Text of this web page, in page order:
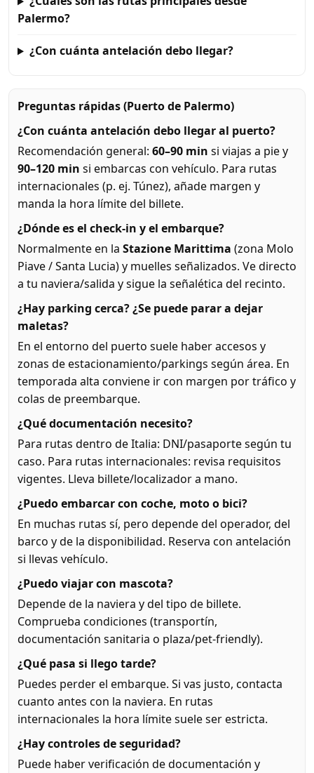
Palermo?
¿Con cuánta antelación debo llegar?
Preguntas rápidas (Puerto de Palermo)
¿Con cuánta antelación debo llegar al puerto?
Recomendación general: 60–90 min si viajas a pie y
90–120 min si embarcas con vehículo. Para rutas
internacionales (p. ej. Túnez), añade margen y
manda la hora límite del billete.
¿Dónde es el check-in y el embarque?
Normalmente en la Stazione Marittima (zona Molo
Piave / Santa Lucia) y muelles señalizados. Ve directo
a tu naviera/salida y sigue la señalética del recinto.
¿Hay parking cerca? ¿Se puede parar a dejar
maletas?
En el entorno del puerto suele haber accesos y
zonas de estacionamiento/parkings según área. En
temporada alta conviene ir con margen por tráfico y
colas de preembarque.
¿Qué documentación necesito?
Para rutas dentro de Italia: DNI/pasaporte según tu
caso. Para rutas internacionales: revisa requisitos
vigentes. Lleva billete/localizador a mano.
¿Puedo embarcar con coche, moto o bici?
En muchas rutas sí, pero depende del operador, del
barco y de la disponibilidad. Reserva con antelación
si llevas vehículo.
¿Puedo viajar con mascota?
Depende de la naviera y del tipo de billete.
Comprueba condiciones (transportín,
documentación sanitaria o plaza/pet-friendly).
¿Qué pasa si llego tarde?
Puedes perder el embarque. Si vas justo, contacta
cuanto antes con la naviera. En rutas
internacionales la hora límite suele ser estricta.
¿Hay controles de seguridad?
Puede haber verificación de documentación y